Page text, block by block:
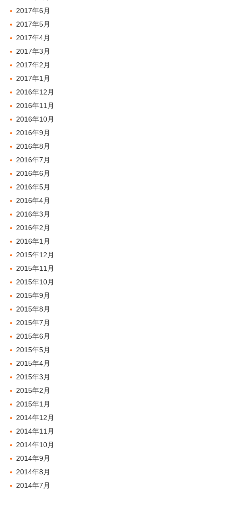
2017年6月
2017年5月
2017年4月
2017年3月
2017年2月
2017年1月
2016年12月
2016年11月
2016年10月
2016年9月
2016年8月
2016年7月
2016年6月
2016年5月
2016年4月
2016年3月
2016年2月
2016年1月
2015年12月
2015年11月
2015年10月
2015年9月
2015年8月
2015年7月
2015年6月
2015年5月
2015年4月
2015年3月
2015年2月
2015年1月
2014年12月
2014年11月
2014年10月
2014年9月
2014年8月
2014年7月